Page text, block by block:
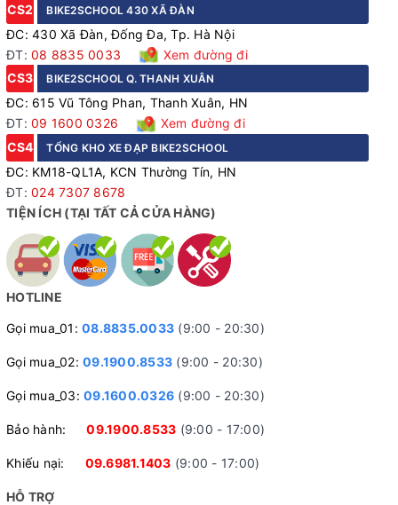
CS2
BIKE2SCHOOL 430 XÃ ĐÀN
ĐC: 430 Xã Đàn, Đống Đa, Tp. Hà Nội
ĐT: 08 8835 0033
Xem đường đi
CS3
BIKE2SCHOOL Q. THANH XUÂN
ĐC: 615 Vũ Tông Phan, Thanh Xuân, HN
ĐT: 09 1600 0326
Xem đường đi
CS4
TỔNG KHO XE ĐẠP BIKE2SCHOOL
ĐC: KM18-QL1A, KCN Thường Tín, HN
ĐT: 024 7307 8678
TIỆN ÍCH (TẠI TẤT CẢ CỬA HÀNG)
HOTLINE
Gọi mua_01: 08.8835.0033 (9:00 - 20:30)
Gọi mua_02: 09.1900.8533 (9:00 - 20:30)
Gọi mua_03: 09.1600.0326 (9:00 - 20:30)
Bảo hành:09.1900.8533 (9:00 - 17:00)
Khiếu nại: 09.6981.1403 (9:00 - 17:00)
HỖ TRỢ